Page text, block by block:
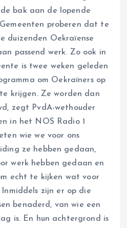
bak aan de lopende
proberen dat te
duizenden Oekraïense
passend werk. Zo ook in
is twee weken geleden
om Oekraïners op
krijgen. Ze worden dan
zegt PvdA-wethouder
in het NOS Radio 1
wie we voor ons
ze hebben gedaan,
werk hebben gedaan en
echt te kijken wat voor
zijn er op die
benaderd, van wie een
is. En hun achtergrond is